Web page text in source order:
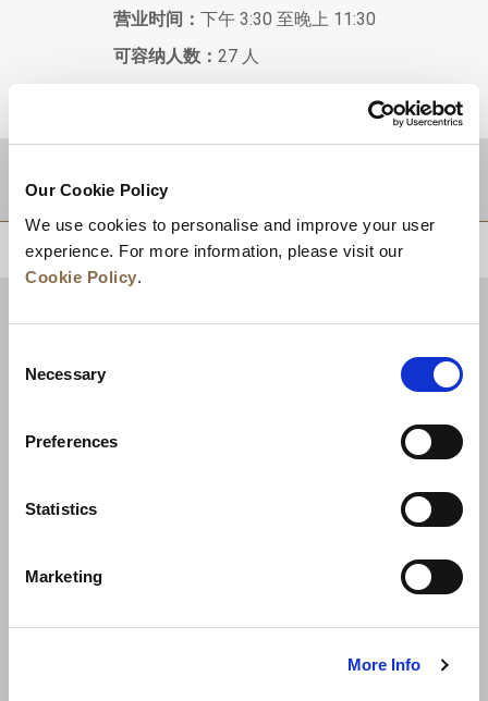
Our Cookie Policy
We use cookies to personalise and improve your user
experience. For more information, please visit our
Cookie Policy.
Selection
Necessary
Preferences
Statistics
Marketing
More Info
营业时间： 下午 3:30 至晚上 11:30
可容纳人数： 27 人
目的地